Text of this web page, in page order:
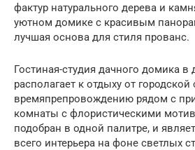
фактур натурального дерева и
уютном домике с красивым
лучшая основа для стиля прованс.
Гостиная-студия дачного домика в
располагает к отдыху от
времяпрепровождению рядом с
комнаты с флористическими
подобран в одной палитре, и
всего интерьера на фоне светлых